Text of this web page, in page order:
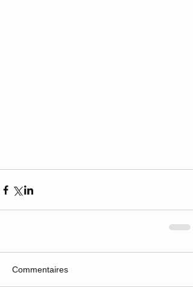
Commentaires